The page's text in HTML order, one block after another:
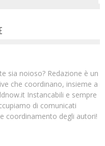
sia noioso? Redazione è un
che coordinano, insieme a
Instancabili e sempre
di comunicati
coordinamento degli autori!